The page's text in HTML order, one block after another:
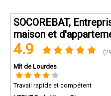
SOCOREBAT,
maison et
4.9
Mlt de Lourdes
Travail rapide et compétent